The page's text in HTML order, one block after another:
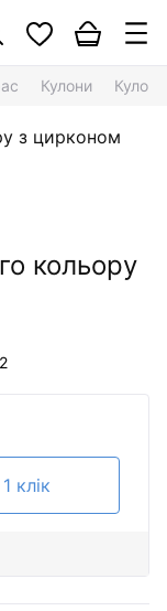
Кулони Кулон
кольору
клік